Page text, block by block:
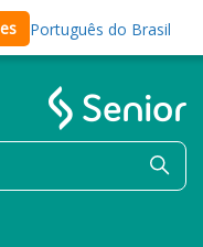
Português do Brasil